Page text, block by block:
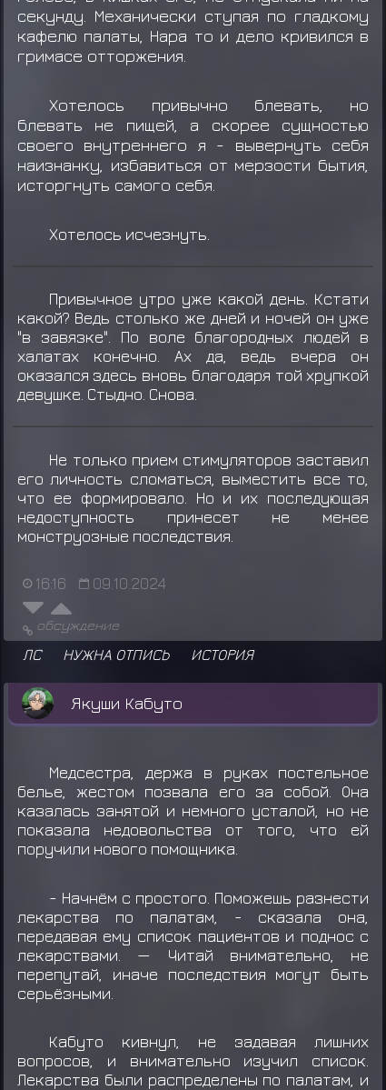
секунду. Механически ступая по гладкому
кафелю палаты, Нара то и дело кривился в
гримасе отторжения.
Хотелось привычно блевать, но
блевать не пищей, а скорее сущностью
своего внутреннего я - вывернуть себя
наизнанку, избавиться от мерзости бытия,
исторгнуть самого себя.
Хотелось исчезнуть.
Привычное утро уже какой день. Кстати
какой? Ведь столько же дней и ночей он уже
"в завязке". По воле благородных людей в
халатах конечно. Ах да, ведь вчера он
оказался здесь вновь благодаря той хрупкой
девушке. Стыдно. Снова.
Не только прием стимуляторов заставил
его личность сломаться, выместить все то,
что ее формировало. Но и их последующая
недоступность принесет не менее
монструозные последствия.
16:16 09.10.2024
обсуждение
ЛС НУЖНА ОТПИСЬ ИСТОРИЯ
Якуши Кабуто
Медсестра, держа в руках постельное
белье, жестом позвала его за собой. Она
казалась занятой и немного усталой, но не
показала недовольства от того, что ей
поручили нового помощника.
- Начнём с простого. Поможешь разнести
лекарства по палатам, - сказала она,
передавая ему список пациентов и поднос с
лекарствами. — Читай внимательно, не
перепутай, иначе последствия могут быть
серьёзными.
Кабуто кивнул, не задавая лишних
вопросов, и внимательно изучил список.
Лекарства были распределены по палатам, и